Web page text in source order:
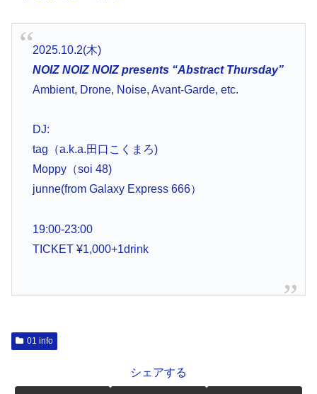
2025.10.2(木)
NOIZ NOIZ NOIZ presents “Abstract Thursday”
Ambient, Drone, Noise, Avant-Garde, etc.
DJ:
tag（a.k.a.田口こくまろ)
Moppy（soi 48)
junne(from Galaxy Express 666）
19:00-23:00
TICKET ¥1,000+1drink
01 info
シェアする